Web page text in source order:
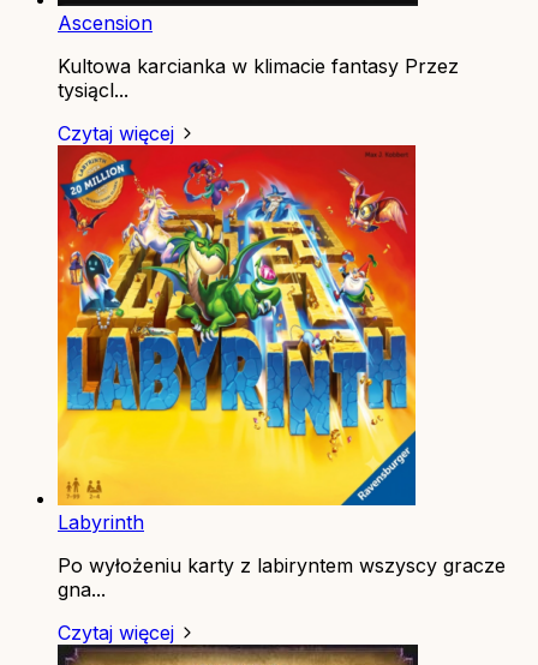
Ascension
Kultowa karcianka w klimacie fantasy Przez
tysiącl...
Czytaj więcej
Labyrinth
Po wyłożeniu karty z labiryntem wszyscy gracze
gna...
Czytaj więcej